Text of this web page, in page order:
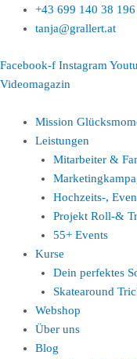
Inhalt
+43 699 140 38 196
tanja@grallert.at
Facebook-f Instagram
Videomagazin
Mission
Leistungen
Mitarbeiter &
Hochzeits-,
Projekt Roll-&
55+ Events
Kurse
Dein perfektes
Skatearound
Webshop
Über uns
Blog